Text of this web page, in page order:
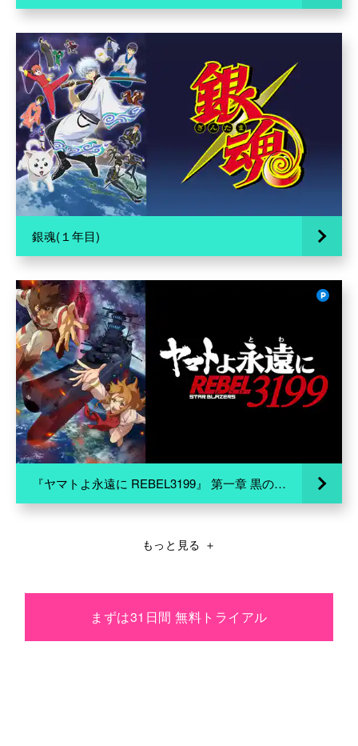
銀魂(１年目)
『ヤマトよ永遠に REBEL3199』 第一章 黒の侵略
もっと見る ＋
まずは31日間 無料トライアル